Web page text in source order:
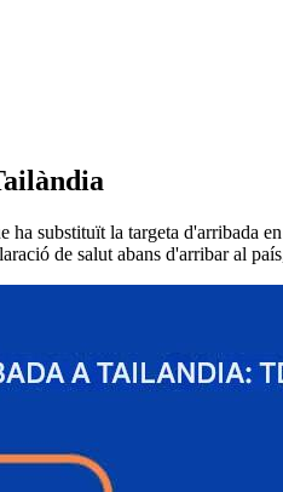
substituït la targeta d'arribada
de salut abans d'arribar al